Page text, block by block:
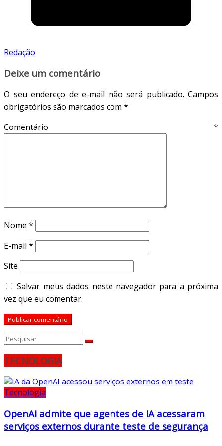
Redação
Deixe um comentário
O seu endereço de e-mail não será publicado. Campos
obrigatórios são marcados com *
Comentário *
Nome *
E-mail *
Site
Salvar meus dados neste navegador para a próxima
vez que eu comentar.
TECNOLOGIA
Tecnologia
OpenAI admite que agentes de IA acessaram
serviços externos durante teste de segurança